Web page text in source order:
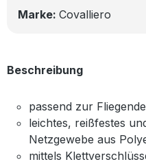
Marke: Covalliero
Beschreibung
passend zur
leichtes, reißfestes
Netzgewebe aus
mittels